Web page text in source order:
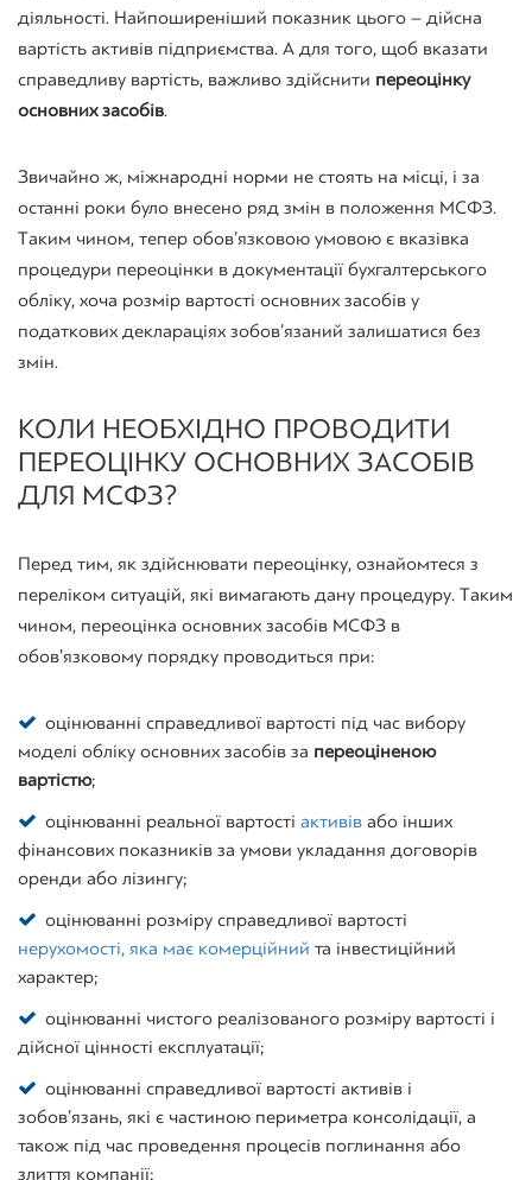
діяльності. Найпоширеніший показник цього – дійсна
вартість активів підприємства. А для того, щоб вказати
справедливу вартість, важливо здійснити переоцінку
основних засобів.
Звичайно ж, міжнародні норми не стоять на місці, і за
останні роки було внесено ряд змін в положення МСФЗ.
Таким чином, тепер обов’язковою умовою є вказівка ​​
процедури переоцінки в документації бухгалтерського
обліку, хоча розмір вартості основних засобів у
податкових деклараціях зобов’язаний залишатися без
змін.
КОЛИ НЕОБХІДНО ПРОВОДИТИ
ПЕРЕОЦІНКУ ОСНОВНИХ ЗАСОБІВ
ДЛЯ МСФЗ?
Перед тим, як здійснювати переоцінку, ознайомтеся з
переліком ситуацій, які вимагають дану процедуру. Таким
чином, переоцінка основних засобів МСФЗ в
обов’язковому порядку проводиться при:
оцінюванні справедливої ​​вартості під час вибору
моделі обліку основних засобів за переоціненою
вартістю;
оцінюванні реальної вартості активів або інших
фінансових показників за умови укладання договорів
оренди або лізингу;
оцінюванні розміру справедливої ​​вартості
нерухомості, яка має комерційний та інвестиційний
характер;
оцінюванні чистого реалізованого розміру вартості і
дійсної цінності експлуатації;
оцінюванні справедливої ​​вартості активів і
зобов’язань, які є частиною периметра консолідації, а
також під час проведення процесів поглинання або
злиття компанії;